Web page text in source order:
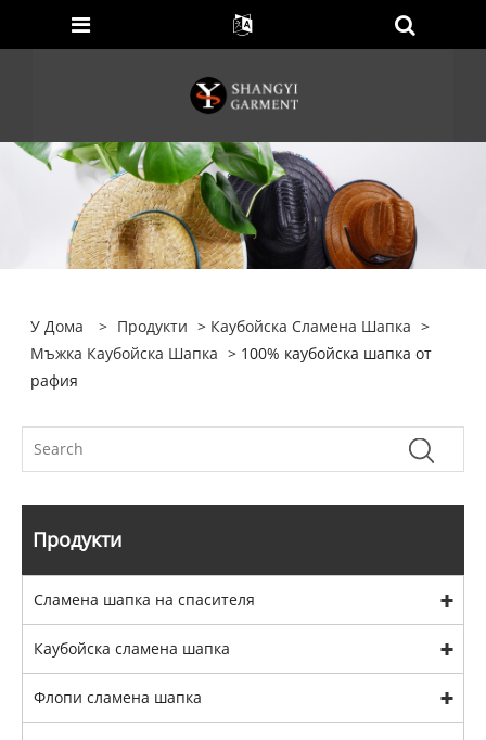
У Дома > Продукти > Каубойска Сламена Шапка >
Мъжка Каубойска Шапка > 100% каубойска шапка от
рафия
Продукти
Сламена шапка на спасителя
Каубойска сламена шапка
Флопи сламена шапка